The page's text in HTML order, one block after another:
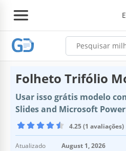
Folheto Trifólio
Usar isso grátis modelo
Slides and Microsoft
4.25 (1 avaliações)
Atualizado
August 1, 2026